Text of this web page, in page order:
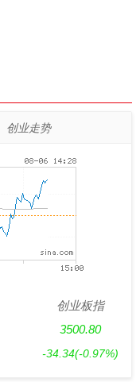
创业走势
创业板指
3500.80
-34.34(-0.97%)